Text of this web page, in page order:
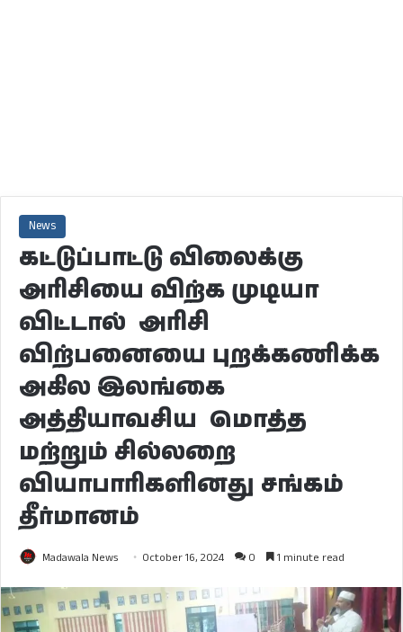
News
கட்டுப்பாட்டு விலைக்கு
அரிசியை விற்க முடியா
விட்டால் அரிசி
விற்பனையை புறக்கணிக்க
அகில இலங்கை
அத்தியாவசிய மொத்த
மற்றும் சில்லறை
வியாபாரிகளினது சங்கம்
தீர்மானம்
Madawala News October 16, 2024 0 1 minute read